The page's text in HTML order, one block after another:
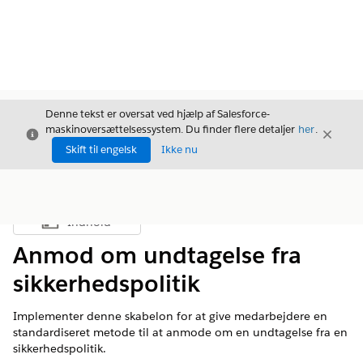
Luk
Denne tekst er oversat ved hjælp af Salesforce-
maskinoversættelsessystem. Du finder flere detaljer her.
Skift til engelsk
Ikke nu
Luk
Vis indholdsfortegnelse
Indhold
Anmod om undtagelse fra
sikkerhedspolitik
Implementer denne skabelon for at give medarbejdere en
standardiseret metode til at anmode om en undtagelse fra en
sikkerhedspolitik.